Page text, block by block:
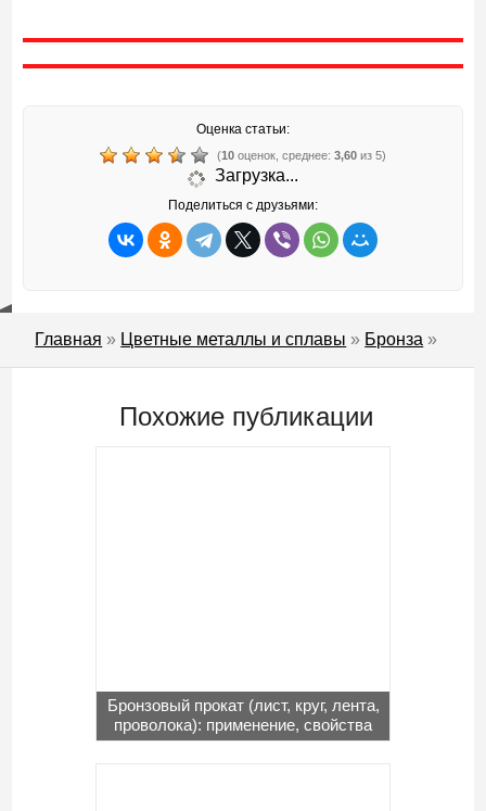
Оценка статьи:
(10 оценок, среднее: 3,60 из 5)
Загрузка...
Поделиться с друзьями:
Главная » Цветные металлы и сплавы » Бронза »
Похожие публикации
Бронзовый прокат (лист, круг, лента,
проволока): применение, свойства